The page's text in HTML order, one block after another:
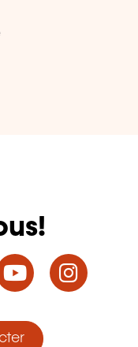
YouTube